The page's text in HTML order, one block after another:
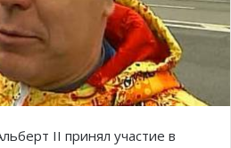
II принял участие в